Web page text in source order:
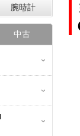
腕時計
中古